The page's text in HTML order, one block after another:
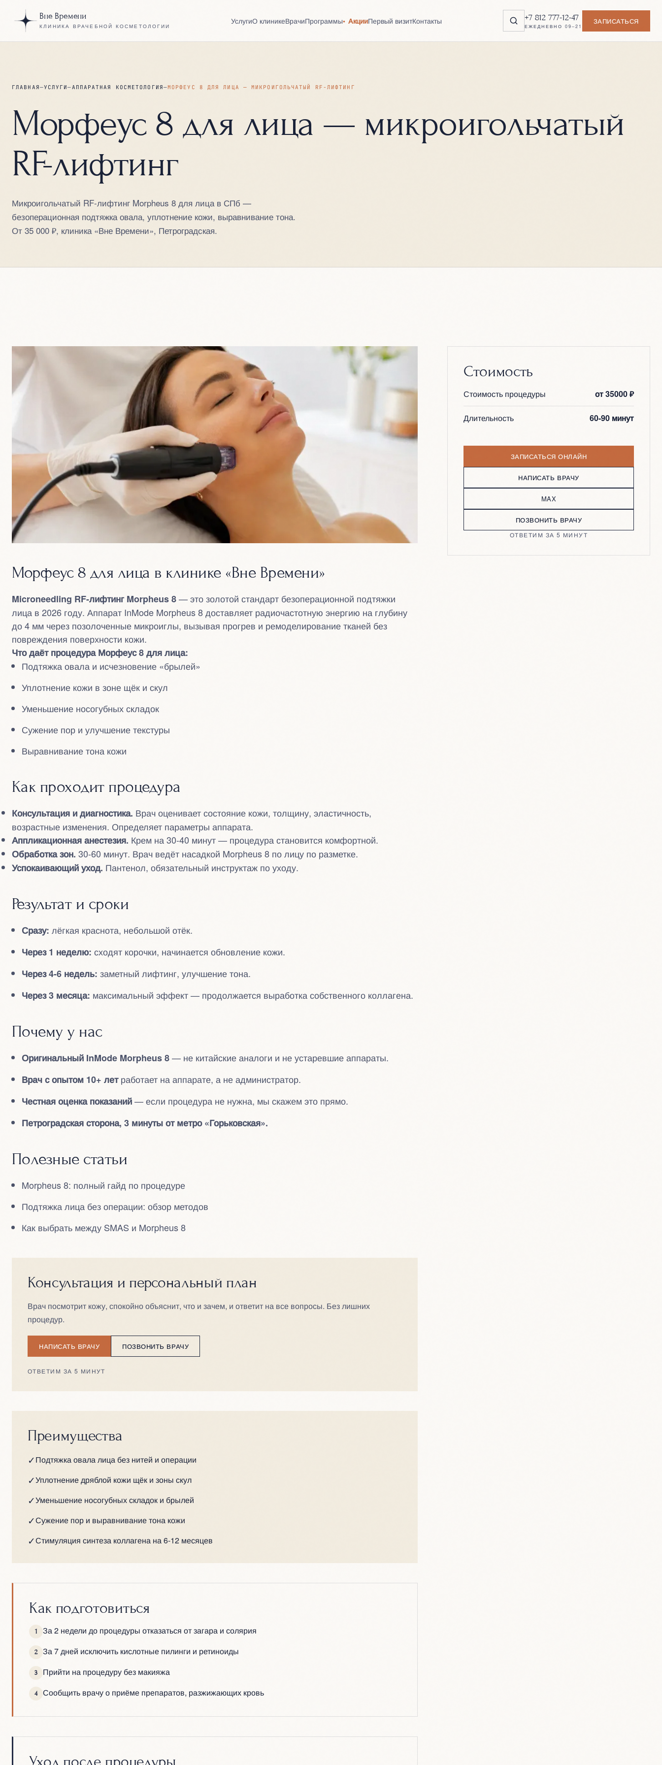
Вне Времени
КЛИНИКА ВРАЧЕБНОЙ КОСМЕТОЛОГИИ
УслугиО клиникеВрачиПрограммы АкцииПервый визитКонтакты +7 812 777-12-47
ЕЖЕДНЕВНО 09–21
ЗАПИСАТЬСЯ
ГЛАВНАЯ—УСЛУГИ—АППАРАТНАЯ КОСМЕТОЛОГИЯ—МОРФЕУС 8 ДЛЯ ЛИЦА — МИКРОИГОЛЬЧАТЫЙ RF-ЛИФТИНГ
Морфеус 8 для лица — микроигольчатый
RF-лифтинг
Микроигольчатый RF-лифтинг Morpheus 8 для лица в СПб —
безоперационная подтяжка овала, уплотнение кожи, выравнивание тона.
От 35 000 ₽, клиника «Вне Времени», Петроградская.
Морфеус 8 для лица в клинике «Вне Времени»
Microneedling RF-лифтинг Morpheus 8— это золотой стандарт безоперационной подтяжки
лица в 2026 году. Аппарат InMode Morpheus 8 доставляет радиочастотную энергию на глубину
до 4 мм через позолоченные микроиглы, вызывая прогрев и ремоделирование тканей без
повреждения поверхности кожи.
Что даёт процедура Морфеус 8 для лица:
Подтяжка овала и исчезновение «брылей»
Уплотнение кожи в зоне щёк и скул
Уменьшение носогубных складок
Сужение пор и улучшение текстуры
Выравнивание тона кожи
Как проходит процедура
Консультация и диагностика. Врач оценивает состояние кожи, толщину, эластичность,
возрастные изменения. Определяет параметры аппарата.
Аппликационная анестезия. Крем на 30-40 минут — процедура становится комфортной.
Обработка зон. 30-60 минут. Врач ведёт насадкой Morpheus 8 по лицу по разметке.
Успокаивающий уход. Пантенол, обязательный инструктаж по уходу.
Результат и сроки
Сразу: лёгкая краснота, небольшой отёк.
Через 1 неделю: сходят корочки, начинается обновление кожи.
Через 4-6 недель: заметный лифтинг, улучшение тона.
Через 3 месяца: максимальный эффект — продолжается выработка собственного коллагена.
Почему у нас
Оригинальный InMode Morpheus 8— не китайские аналоги и не устаревшие аппараты.
Врач с опытом 10+ летработает на аппарате, а не администратор.
Честная оценка показаний— если процедура не нужна, мы скажем это прямо.
Петроградская сторона, 3 минуты от метро «Горьковская».
Полезные статьи
Morpheus 8: полный гайд по процедуре
Подтяжка лица без операции: обзор методов
Как выбрать между SMAS и Morpheus 8
Консультация и персональный план
Врач посмотрит кожу, спокойно объяснит, что и зачем, и ответит на все вопросы. Без лишних
процедур.
НАПИСАТЬ ВРАЧУ ПОЗВОНИТЬ ВРАЧУ
ОТВЕТИМ ЗА 5 МИНУТ
Преимущества
✓Подтяжка овала лица без нитей и операции
✓Уплотнение дряблой кожи щёк и зоны скул
✓Уменьшение носогубных складок и брылей
✓Сужение пор и выравнивание тона кожи
✓Стимуляция синтеза коллагена на 6-12 месяцев
Как подготовиться
1 За 2 недели до процедуры отказаться от загара и солярия
2 За 7 дней исключить кислотные пилинги и ретиноиды
3 Прийти на процедуру без макияжа
4 Сообщить врачу о приёме препаратов, разжижающих кровь
Стоимость
Стоимость процедуры от 35000 ₽
Длительность 60-90 минут
ЗАПИСАТЬСЯ ОНЛАЙН
НАПИСАТЬ ВРАЧУ
MAX
ПОЗВОНИТЬ ВРАЧУ
ОТВЕТИМ ЗА 5 МИНУТ